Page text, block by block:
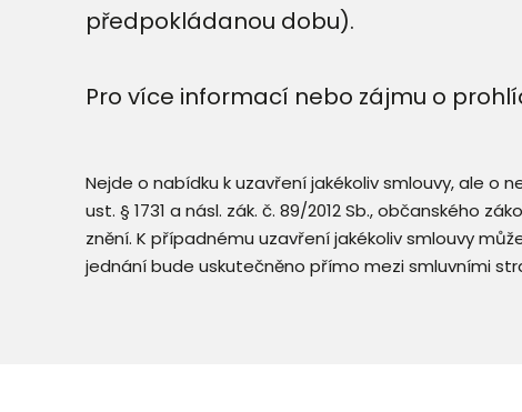
předpokládanou dobu).
Pro více informací nebo zájmu o
Nejde o nabídku k uzavření jakékoliv smlouvy, ale
ust. § 1731 a násl. zák. č. 89/2012 Sb., občanského
znění. K případnému uzavření jakékoliv smlouvy
jednání bude uskutečněno přímo mezi smluvními